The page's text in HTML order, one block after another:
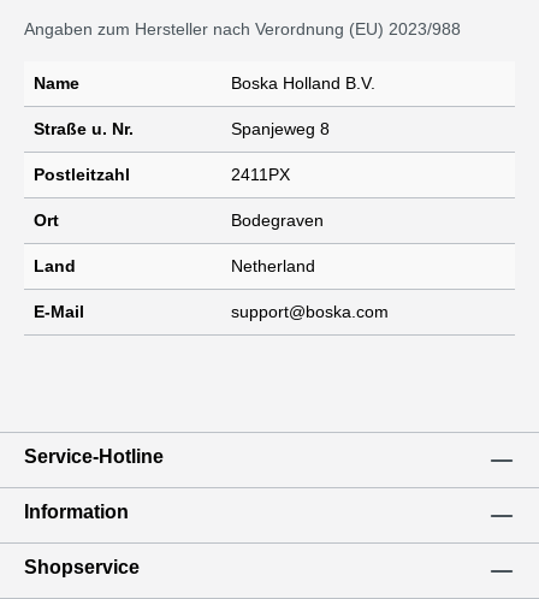
Angaben zum Hersteller nach Verordnung (EU) 2023/988
Name Boska Holland B.V.
Straße u. Nr. Spanjeweg 8
Postleitzahl 2411PX
Ort Bodegraven
Land Netherland
E-Mail support@boska.com
Service-Hotline
Information
Shopservice